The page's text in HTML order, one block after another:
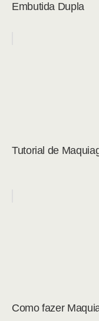
Embutida Dupla
Tutorial de
Como fazer